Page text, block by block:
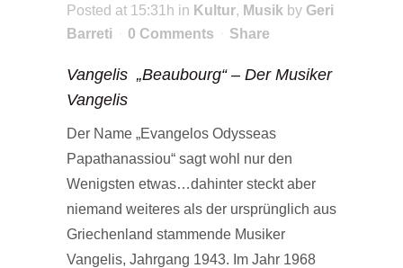
Posted at 15:31h in Kultur, Musik by Geri
Barreti
0 Comments Share
Vangelis „Beaubourg“ – Der Musiker
Vangelis
Der Name „Evangelos Odysseas
Papathanassiou“ sagt wohl nur den
Wenigsten etwas…dahinter steckt aber
niemand weiteres als der ursprünglich aus
Griechenland stammende Musiker
Vangelis, Jahrgang 1943. Im Jahr 1968